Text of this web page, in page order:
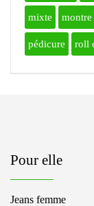
mixte montre
pédicure roll
Pour elle
Jeans femme